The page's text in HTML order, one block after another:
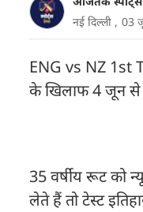
नई दिल्ली , 03
ENG vs NZ 1st
के खिलाफ 4 जून से
35 वर्षीय रूट को
लेते हैं तो टेस्ट